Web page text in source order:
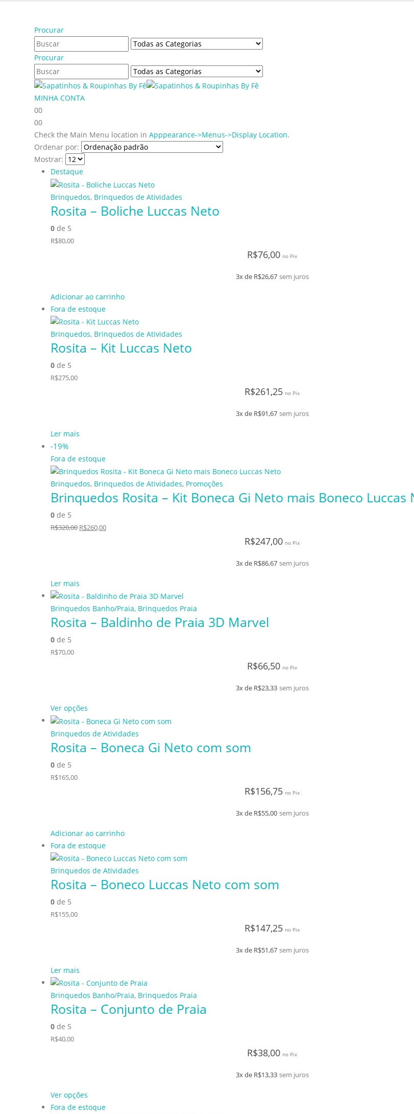
Procurar
Procurar
MINHA CONTA
00
00
Check the Main Menu location in Apppearance->Menus->Display Location.
Ordenar por:
Mostrar:
Destaque
Brinquedos, Brinquedos de Atividades
Rosita – Boliche Luccas Neto
0 de 5
R$80,00
R$76,00 no Pix
3x de R$26,67 sem juros
Adicionar ao carrinho
Fora de estoque
Brinquedos, Brinquedos de Atividades
Rosita – Kit Luccas Neto
0 de 5
R$275,00
R$261,25 no Pix
3x de R$91,67 sem juros
Ler mais
-19%
Fora de estoque
Brinquedos, Brinquedos de Atividades, Promoções
Brinquedos Rosita – Kit Boneca Gi Neto mais Boneco Luccas
0 de 5
R$320,00 R$260,00
R$247,00 no Pix
3x de R$86,67 sem juros
Ler mais
Brinquedos Banho/Praia, Brinquedos Praia
Rosita – Baldinho de Praia 3D Marvel
0 de 5
R$70,00
R$66,50 no Pix
3x de R$23,33 sem juros
Ver opções
Brinquedos de Atividades
Rosita – Boneca Gi Neto com som
0 de 5
R$165,00
R$156,75 no Pix
3x de R$55,00 sem juros
Adicionar ao carrinho
Fora de estoque
Brinquedos de Atividades
Rosita – Boneco Luccas Neto com som
0 de 5
R$155,00
R$147,25 no Pix
3x de R$51,67 sem juros
Ler mais
Brinquedos Banho/Praia, Brinquedos Praia
Rosita – Conjunto de Praia
0 de 5
R$40,00
R$38,00 no Pix
3x de R$13,33 sem juros
Ver opções
Fora de estoque